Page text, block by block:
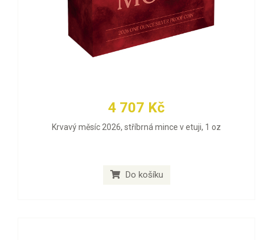
4 707 Kč
Krvavý měsíc 2026, stříbrná mince v etuji, 1 oz
Do košíku